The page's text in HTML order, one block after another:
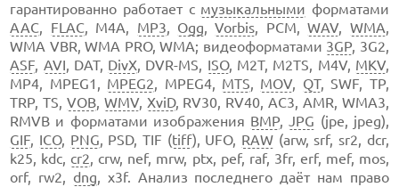
гарантированно работает с музыкальными форматами
AAC, FLAC, M4A, MP3, Ogg,Vorbis, PCM,WAV, WMA,
WMA VBR, WMA PRO, WMA; видеоформатами 3GP, 3G2,
ASF, AVI, DAT, DivX, DVR-MS, ISO, M2T, M2TS, M4V, MKV,
MP4, MPEG1, MPEG2, MPEG4, MTS, MOV, QT, SWF, TP,
TRP, TS, VOB, WMV, XviD, RV30, RV40, AC3, AMR, WMA3,
RMVB и форматами изображения BMP,JPG (jpe, jpeg),
GIF, ICO, PNG, PSD, TIF (tiff), UFO, RAW (arw, srf, sr2, dcr,
k25, kdc, cr2, crw, nef, mrw, ptx, pef, raf, 3fr, erf, mef, mos,
orf, rw2, dng, x3f. Анализ последнего даёт нам право